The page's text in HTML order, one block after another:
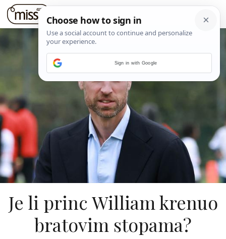
Je li princ William krenuo
bratovim stopama?
Sign in with Google